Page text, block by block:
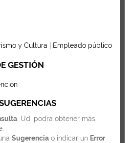
y Cultura | Empleado público
GESTIÓN
, Ud. podra obtener más
Sugerencia o indicar un Error